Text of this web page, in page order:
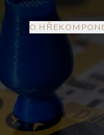
O HŘE